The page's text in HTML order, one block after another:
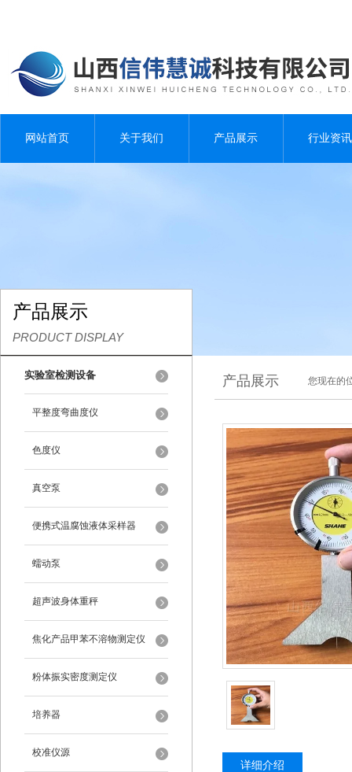
网站首页 关于我们 产品展示 行业资讯
产品展示
PRODUCT DISPLAY
实验室检测设备
平整度弯曲度仪
色度仪
真空泵
便携式温腐蚀液体采样器
蠕动泵
超声波身体重秤
焦化产品甲苯不溶物测定仪
粉体振实密度测定仪
培养器
校准仪源
产品展示 您现在的
详细介绍